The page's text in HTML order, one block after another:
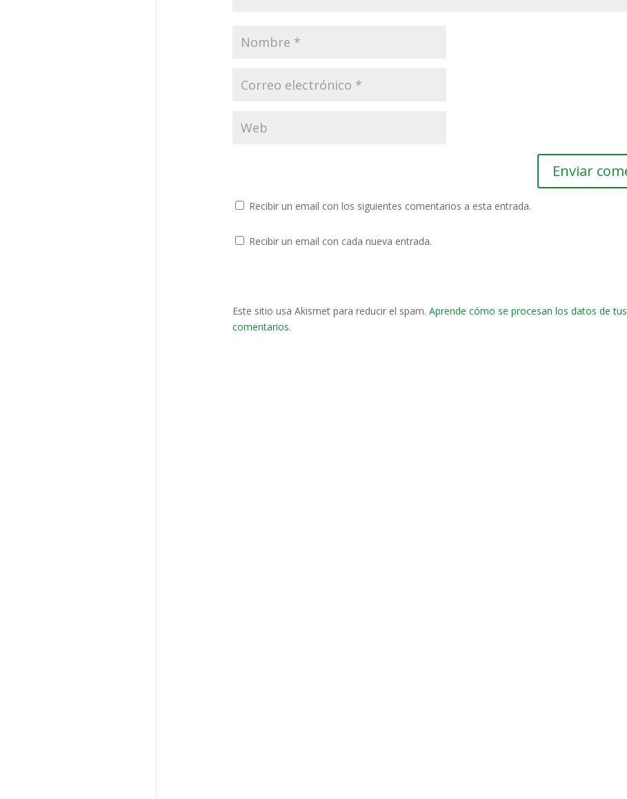
Recibir un email con los siguientes comentarios a esta entrada.
Recibir un email con cada nueva entrada.
Este sitio usa Akismet para reducir el spam. Aprende cómo se procesan los datos de tus
comentarios.